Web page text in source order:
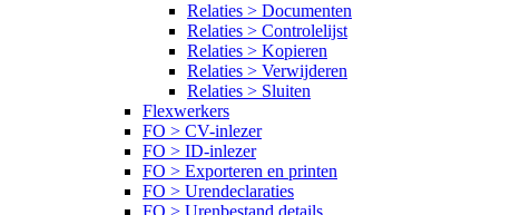
Relaties > Documenten
Relaties > Controlelijst
Relaties > Kopieren
Relaties > Verwijderen
Relaties > Sluiten
Flexwerkers
FO > CV-inlezer
FO > ID-inlezer
FO > Exporteren en printen
FO > Urendeclaraties
FO > Urenbestand details